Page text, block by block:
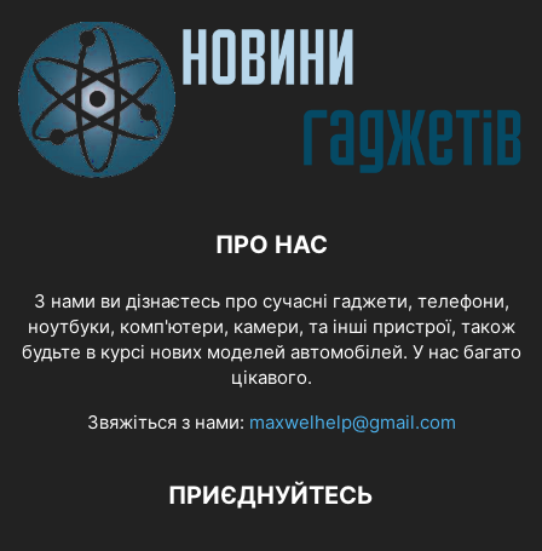
ПРО НАС
З нами ви дізнаєтесь про сучасні гаджети, телефони,
ноутбуки, комп'ютери, камери, та інші пристрої, також
будьте в курсі нових моделей автомобілей. У нас багато
цікавого.
Звяжіться з нами: maxwelhelp@gmail.com
ПРИЄДНУЙТЕСЬ